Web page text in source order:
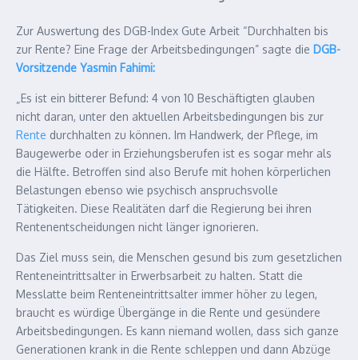
Zur Auswertung des DGB-Index Gute Arbeit “Durchhalten bis
zur Rente? Eine Frage der Arbeitsbedingungen” sagte die DGB-
Vorsitzende Yasmin Fahimi:
„Es ist ein bitterer Befund: 4 von 10 Beschäftigten glauben
nicht daran, unter den aktuellen Arbeitsbedingungen bis zur
Rente durchhalten zu können. Im Handwerk, der Pflege, im
Baugewerbe oder in Erziehungsberufen ist es sogar mehr als
die Hälfte. Betroffen sind also Berufe mit hohen körperlichen
Belastungen ebenso wie psychisch anspruchsvolle
Tätigkeiten. Diese Realitäten darf die Regierung bei ihren
Rentenentscheidungen nicht länger ignorieren.
Das Ziel muss sein, die Menschen gesund bis zum gesetzlichen
Renteneintrittsalter in Erwerbsarbeit zu halten. Statt die
Messlatte beim Renteneintrittsalter immer höher zu legen,
braucht es würdige Übergänge in die Rente und gesündere
Arbeitsbedingungen. Es kann niemand wollen, dass sich ganze
Generationen krank in die Rente schleppen und dann Abzüge